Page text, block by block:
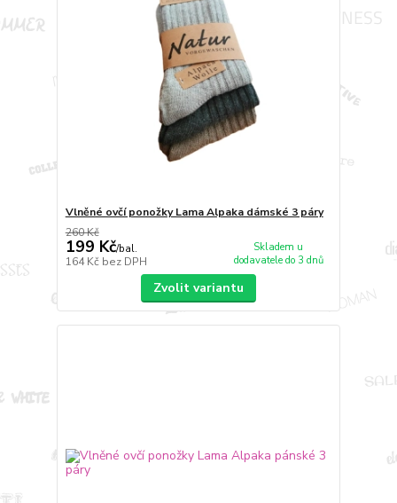
Vlněné ovčí ponožky Lama Alpaka dámské 3 páry
260 Kč
199 Kč/bal.
164 Kč bez DPH
Skladem u
dodavatele do 3 dnů
Zvolit variantu